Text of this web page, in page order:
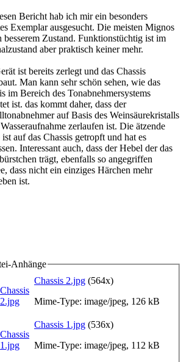
Bericht hab ich mir ein besonders
Exemplar ausgesucht. Die meisten Mignos
besserem Zustand. Funktionstüchtig ist im
aber praktisch keiner mehr.
ist bereits zerlegt und das Chassis
Man kann sehr schön sehen, wie das
im Bereich des Tonabnehmersystems
ist. das kommt daher, dass der
auf Basis des Weinsäurekristalls
zerlaufen ist. Die ätzende
auf das Chassis getropft und hat es
Interessant auch, dass der Hebel der das
trägt, ebenfalls so angegriffen
dass nicht ein einziges Härchen mehr
ist.
Anhänge
Chassis 2.jpg (564x)
Mime-Type: image/jpeg, 126 kB
Chassis 1.jpg (536x)
Mime-Type: image/jpeg, 112 kB